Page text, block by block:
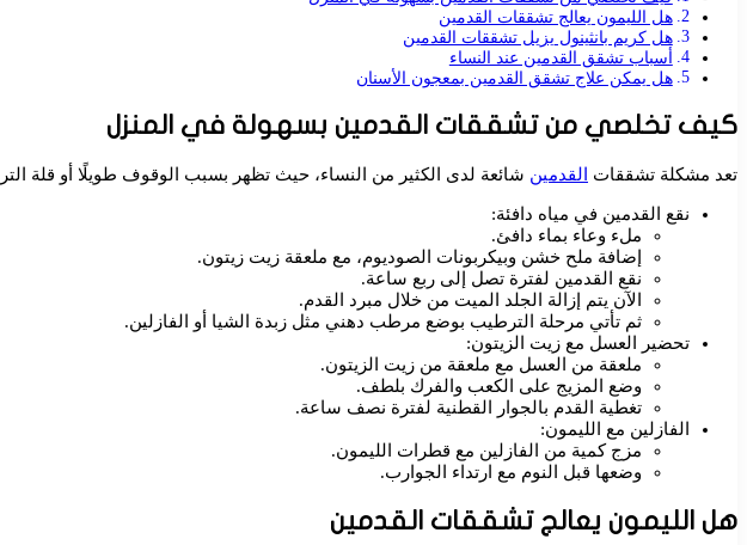
هل الليمون يعالج تشققات القدمين
هل كريم بانثينول يزيل تشققات القدمين
أسباب تشقق القدمين عند النساء
هل يمكن علاج تشقق القدمين بمعجون الأسنان
كيف تخلصي من تشققات القدمين بسهولة في المنزل
تعد مشكلة تشققات القدمين شائعة لدى الكثير من النساء، حيث تظهر بسبب الوقوف طويلًا أو قلة
نقع القدمين في مياه دافئة:
ملء وعاء بماء دافئ.
إضافة ملح خشن وبيكربونات الصوديوم، مع ملعقة زيت زيتون.
نقع القدمين لفترة تصل إلى ربع ساعة.
الآن يتم إزالة الجلد الميت من خلال مبرد القدم.
ثم تأتي مرحلة الترطيب بوضع مرطب دهني مثل زبدة الشيا أو الفازلين.
تحضير العسل مع زيت الزيتون:
ملعقة من العسل مع ملعقة من زيت الزيتون.
وضع المزيج على الكعب والفرك بلطف.
تغطية القدم بالجوار القطنية لفترة نصف ساعة.
الفازلين مع الليمون:
مزج كمية من الفازلين مع قطرات الليمون.
وضعها قبل النوم مع ارتداء الجوارب.
هل الليمون يعالج تشققات القدمين